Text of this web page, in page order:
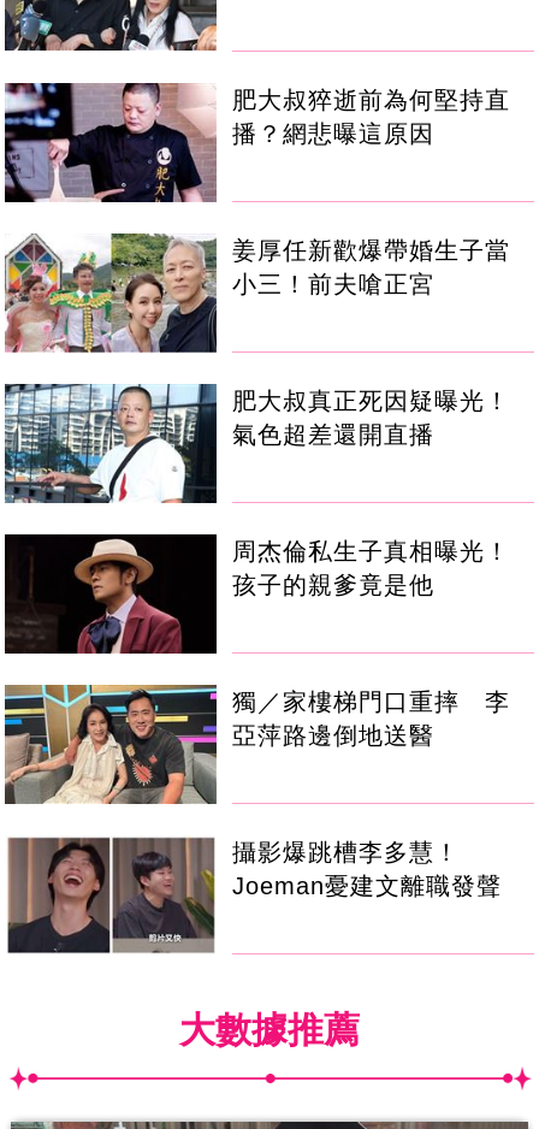
肥大叔猝逝前為何堅持直
播？網悲曝這原因
姜厚任新歡爆帶婚生子當
小三！前夫嗆正宮
肥大叔真正死因疑曝光！
氣色超差還開直播
周杰倫私生子真相曝光！
孩子的親爹竟是他
獨／家樓梯門口重摔 李
亞萍路邊倒地送醫
攝影爆跳槽李多慧！
Joeman憂建文離職發聲
大數據推薦